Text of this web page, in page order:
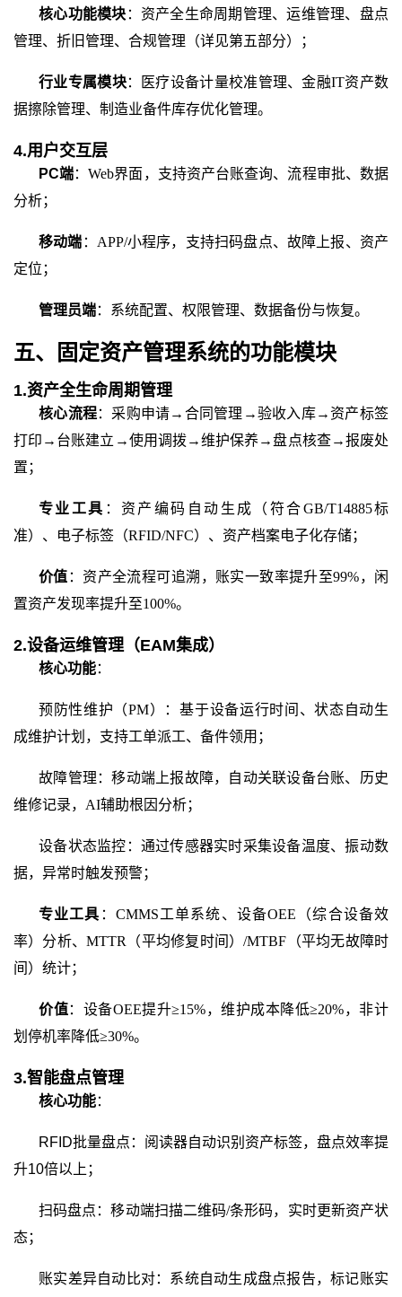
核心功能模块 ：资产全生命周期管理、运维管理、盘点
管理、折旧管理、合规管理（详见第五部分）；
行业专属模块：医疗设备计量校准管理、金融IT资产数
据擦除管理、制造业备件库存优化管理。
4.用户交互层
PC端：Web界面，支持资产台账查询、流程审批、数据
分析；
移动端 ： APP/小程序，支持扫码盘点、故障上报、资产
定位；
管理员端：系统配置、权限管理、数据备份与恢复。
五、固定资产管理系统的功能模块
1.资产全生命周期管理
核心流程：采购申请→合同管理→验收入库→资产标签
打印→台账建立→使用调拨→维护保养→盘点核查→报废处
置；
专业工具 ：资产编码自动生成（符合GB/T14885标
准）、电子标签（RFID/NFC）、资产档案电子化存储；
价值 ：资产全流程可追溯，账实一致率提升至99%，闲
置资产发现率提升至100%。
2.设备运维管理（EAM集成）
核心功能：
预防性维护（PM）：基于设备运行时间、状态自动生
成维护计划，支持工单派工、备件领用；
故障管理：移动端上报故障，自动关联设备台账、历史
维修记录， AI辅助根因分析；
设备状态监控：通过传感器实时采集设备温度、振动数
据，异常时触发预警；
专业工具 ： CMMS工单系统、设备OEE（综合设备效
率）分析、MTTR（平均修复时间）/MTBF（平均无故障时
间）统计；
价值：设备OEE提升≥15%，维护成本降低≥20%，非计
划停机率降低≥30%。
3.智能盘点管理
核心功能：
RFID批量盘点：阅读器自动识别资产标签，盘点效率提
升10倍以上；
扫码盘点：移动端扫描二维码/条形码，实时更新资产状
态；
账实差异自动比对：系统自动生成盘点报告，标记账实